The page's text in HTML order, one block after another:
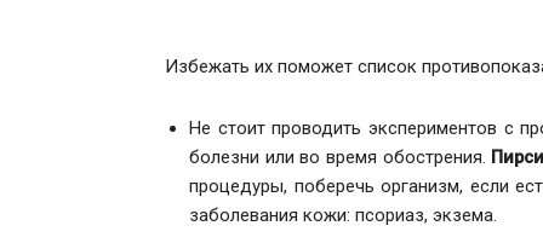
Избежать их поможет список
Не стоит проводить экспериментов с
болезни или во время обострения.
процедуры, поберечь организм, если
заболевания кожи: псориаз, экзема.